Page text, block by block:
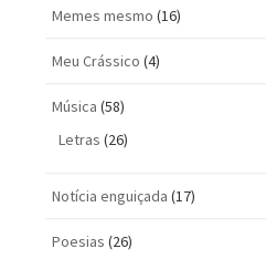
Memes mesmo (16)
Meu Crássico (4)
Música (58)
Letras (26)
Notícia enguiçada (17)
Poesias (26)